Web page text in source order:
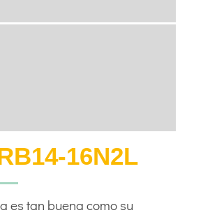
16N2L
es tan buena como su